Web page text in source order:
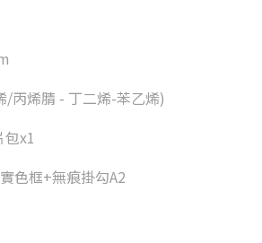
/丙烯腈 - 丁二烯-苯乙烯)
x1
色框+無痕掛勾A2